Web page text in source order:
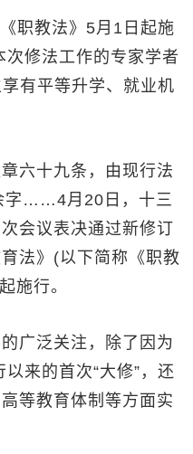
职教法》5月1日起施
修法工作的专家学者
有平等升学、就业机
十九条，由现行法
字……4月20日，十三
会议表决通过新修订
法》(以下简称《职教
施行。
泛关注，除了因为
来的首次“大修”，还
等教育体制等方面实